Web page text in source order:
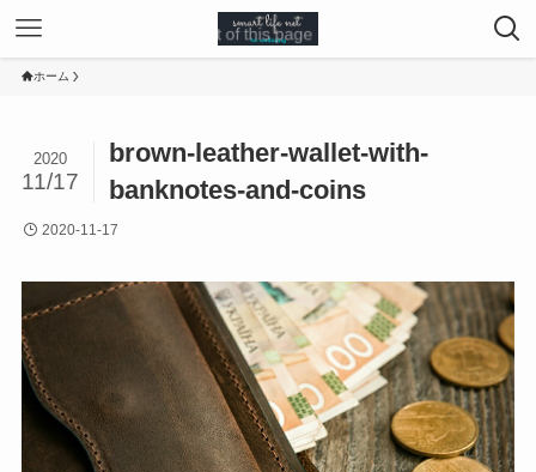
ホーム
brown-leather-wallet-with-
banknotes-and-coins
2020
11/17
2020-11-17